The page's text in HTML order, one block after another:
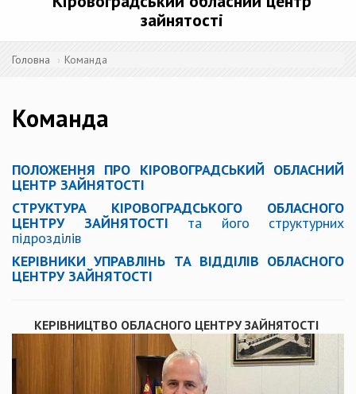
зайнятості
Головна Команда
Команда
ПОЛОЖЕННЯ ПРО КІРОВОГРАДСЬКИЙ ОБЛАСНИЙ
ЦЕНТР ЗАЙНЯТОСТІ
СТРУКТУРА КІРОВОГРАДСЬКОГО ОБЛАСНОГО
ЦЕНТРУ ЗАЙНЯТОСТІ та його структурних
підрозділів
КЕРІВНИКИ УПРАВЛІНЬ ТА ВІДДІЛІВ ОБЛАСНОГО
ЦЕНТРУ ЗАЙНЯТОСТІ
КЕРІВНИЦТВО ОБЛАСНОГО ЦЕНТРУ ЗАЙНЯТОСТІ